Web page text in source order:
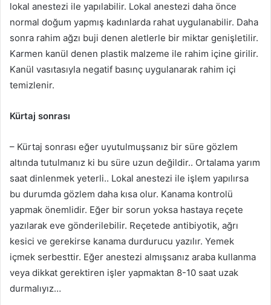
lokal anestezi ile yapılabilir. Lokal anestezi daha önce
normal doğum yapmış kadınlarda rahat uygulanabilir. Daha
sonra rahim ağzı buji denen aletlerle bir miktar genişletilir.
Karmen kanül denen plastik malzeme ile rahim içine girilir.
Kanül vasıtasıyla negatif basınç uygulanarak rahim içi
temizlenir.
Kürtaj sonrası
– Kürtaj sonrası eğer uyutulmuşsanız bir süre gözlem
altında tutulmanız ki bu süre uzun değildir.. Ortalama yarım
saat dinlenmek yeterli.. Lokal anestezi ile işlem yapılırsa
bu durumda gözlem daha kısa olur. Kanama kontrolü
yapmak önemlidir. Eğer bir sorun yoksa hastaya reçete
yazılarak eve gönderilebilir. Reçetede antibiyotik, ağrı
kesici ve gerekirse kanama durdurucu yazılır. Yemek
içmek serbesttir. Eğer anestezi almışsanız araba kullanma
veya dikkat gerektiren işler yapmaktan 8-10 saat uzak
durmalıyız…